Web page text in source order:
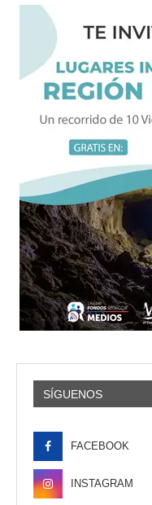
SÍGUENOS
FACEBOOK
INSTAGRAM